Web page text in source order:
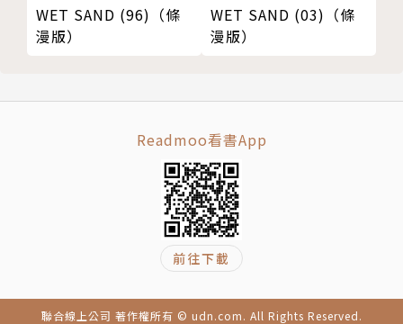
WET SAND (96)（條
漫版）
WET SAND (03)（條
漫版）
Readmoo看書App
前往下載
聯合線上公司 著作權所有 © udn.com. All Rights Reserved.